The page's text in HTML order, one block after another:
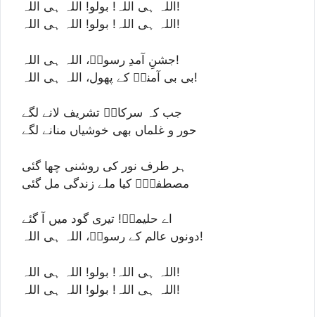
اللہ ہی اللہ! بولو! اللہ ہی اللہ!
اللہ ہی اللہ! بولو! اللہ ہی اللہ!
جشنِ آمدِ رسولؐ، اللہ ہی اللہ!
بی بی آمنہؑ کے پھول، اللہ ہی اللہ!
جب کہ سرکارؐ تشریف لانے لگے
حور و غلماں بھی خوشیاں منانے لگے
ہر طرف نور کی روشنی چھا گئی
مصطفیٰؐ کیا ملے زندگی مل گئی
اے حلیمہؑ! تیری گود میں آ گئے
دونوں عالم کے رسولؐ، اللہ ہی اللہ!
اللہ ہی اللہ! بولو! اللہ ہی اللہ!
اللہ ہی اللہ! بولو! اللہ ہی اللہ!